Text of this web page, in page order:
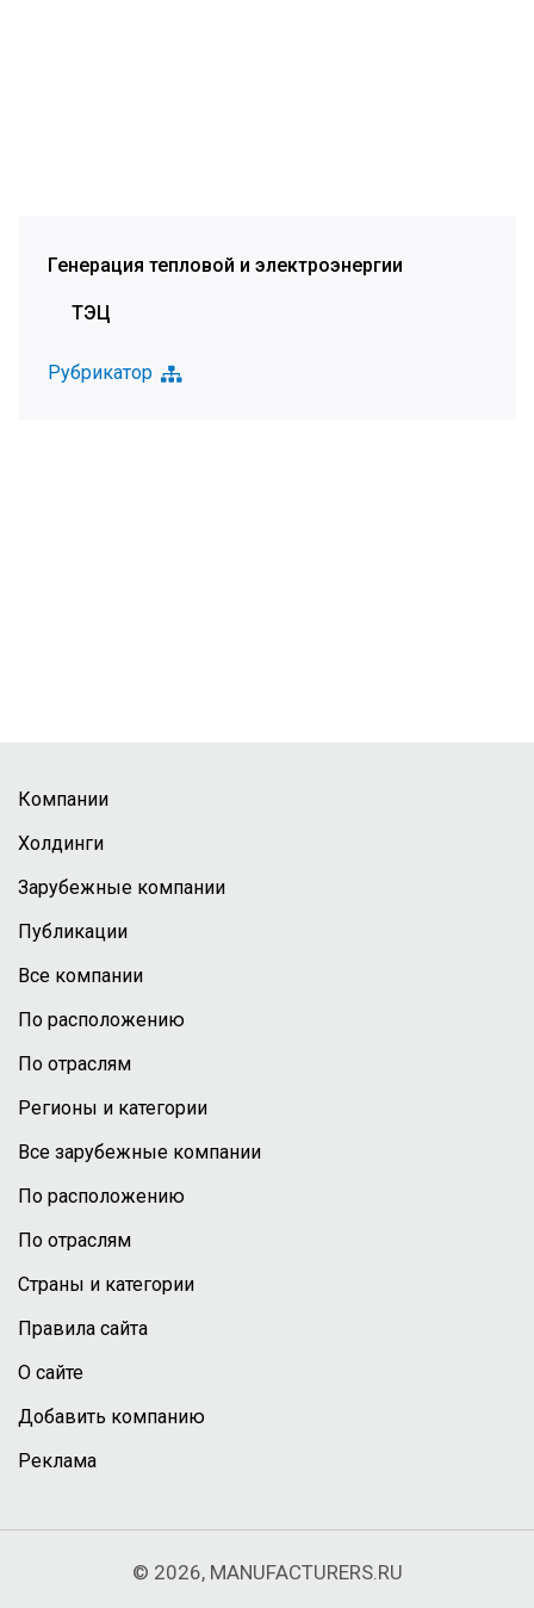
Генерация тепловой и электроэнергии
ТЭЦ
Рубрикатор
Компании
Холдинги
Зарубежные компании
Публикации
Все компании
По расположению
По отраслям
Регионы и категории
Все зарубежные компании
По расположению
По отраслям
Страны и категории
Правила сайта
О сайте
Добавить компанию
Реклама
© 2026, MANUFACTURERS.RU